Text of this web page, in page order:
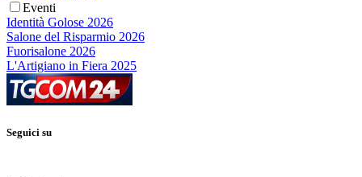
Eventi
Identità Golose 2026
Salone del Risparmio 2026
Fuorisalone 2026
L'Artigiano in Fiera 2025
Seguici su